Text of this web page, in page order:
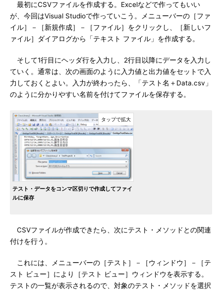
最初にCSVファイルを作成する。Excelなどで作ってもいい
が、今回はVisual Studioで作っていこう。メニューバーの［ファ
イル］－［新規作成］－［ファイル］をクリックし、［新しいフ
ァイル］ダイアログから「テキスト ファイル」を作成する。
そして1行目にヘッダ行を入力し、2行目以降にデータを入力し
ていく。通常は、次の画面のように入力値と出力値をセットで入
力しておくとよい。入力が終わったら、「テスト名＋Data.csv」
のように分かりやすい名前を付けてファイルを保存する。
テスト・データをコンマ区切りで作成してファイ
ルに保存
CSVファイルが作成できたら、次にテスト・メソッドとの関連
付けを行う。
これには、メニューバーの［テスト］－［ウィンドウ］－［テ
スト ビュー］により［テスト ビュー］ウィンドウを表示する。
テストの一覧が表示されるので、対象のテスト・メソッドを選択